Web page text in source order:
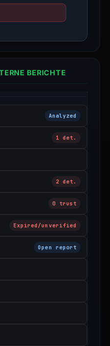
BERICHTE
Analyzed
1 det.
2 det.
0 trust
Expired/unverified
Open report